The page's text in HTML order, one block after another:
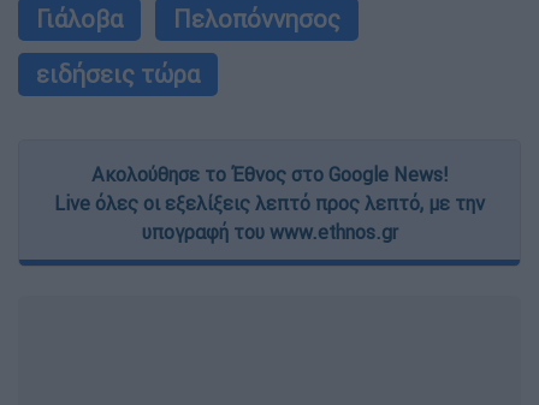
Γιάλοβα
Πελοπόννησος
ειδήσεις τώρα
Ακολούθησε το Έθνος στο Google News!
Live όλες οι εξελίξεις λεπτό προς λεπτό, με την
υπογραφή του www.ethnos.gr